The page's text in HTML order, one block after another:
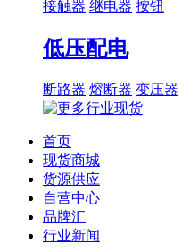
接触器 继电器 按钮
低压配电
断路器 熔断器 变压器
首页
现货商城
货源供应
自营中心
品牌汇
行业新闻